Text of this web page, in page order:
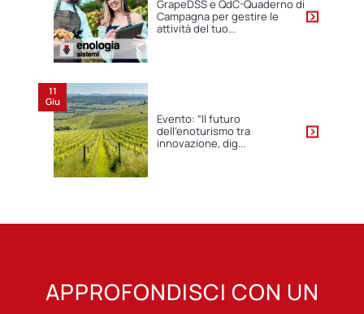
GrapeDSS e QdC-Quaderno di
Campagna per gestire le
attività del tuo...
11
Giu
Evento: “Il futuro
dell’enoturismo tra
innovazione, dig...
APPROFONDISCI CON UN